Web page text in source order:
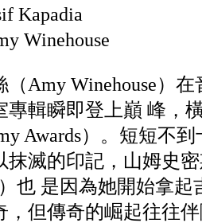
Kapadia
Winehouse
（Amy Winehouse）
專輯瞬即登上巔 峰，
Awards）。短短不
抹滅的印記，山姆史
）也 是因為她開始拿
，但傳奇的崛起往往